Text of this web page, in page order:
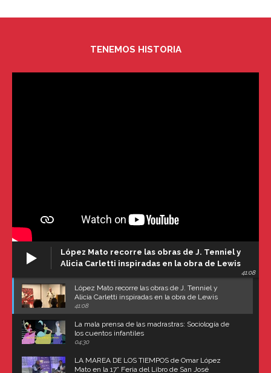
TENEMOS HISTORIA
López Mato recorre las obras de J. Tenniel y
Alicia Carletti inspiradas en la obra de Lewis
41:08
López Mato recorre las obras de J. Tenniel y
Alicia Carletti inspiradas en la obra de Lewis
Carroll
41:08
La mala prensa de las madrastras: Sociología de
los cuentos infantiles
04:30
LA MAREA DE LOS TIEMPOS de Omar López
Mato en la 17° Feria del Libro de San José